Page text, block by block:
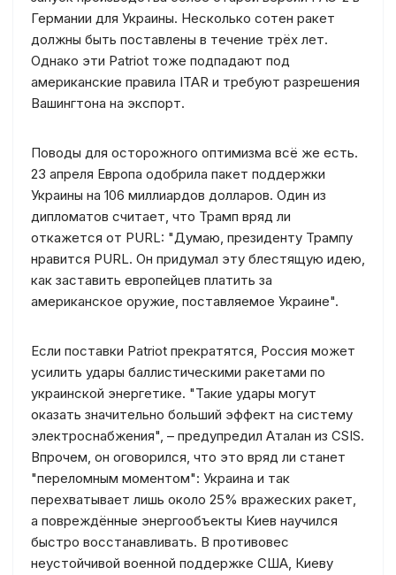
Германии для Украины. Несколько сотен ракет
должны быть поставлены в течение трёх лет.
Однако эти Patriot тоже подпадают под
американские правила ITAR и требуют разрешения
Вашингтона на экспорт.
Поводы для осторожного оптимизма всё же есть.
23 апреля Европа одобрила пакет поддержки
Украины на 106 миллиардов долларов. Один из
дипломатов считает, что Трамп вряд ли
откажется от PURL: "Думаю, президенту Трампу
нравится PURL. Он придумал эту блестящую идею,
как заставить европейцев платить за
американское оружие, поставляемое Украине".
Если поставки Patriot прекратятся, Россия может
усилить удары баллистическими ракетами по
украинской энергетике. "Такие удары могут
оказать значительно больший эффект на систему
электроснабжения", – предупредил Аталан из CSIS.
Впрочем, он оговорился, что это вряд ли станет
"переломным моментом": Украина и так
перехватывает лишь около 25% вражеских ракет,
а повреждённые энергообъекты Киев научился
быстро восстанавливать. В противовес
неустойчивой военной поддержке США, Киеву